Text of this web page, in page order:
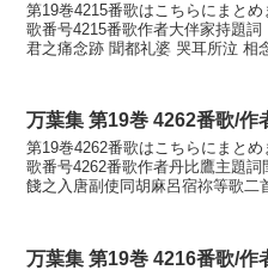
第19巻4215番歌はこちらにまと
歌番号4215番歌作者大伴家持題
君之痛念跡 聞都礼婆 哭耳所泣 相
万葉集 第19巻 4262番歌/作
第19巻4262番歌はこちらにまと
歌番号4262番歌作者丹比鷹主題
餞之入唐副使同胡麻呂宿祢等歌二
万葉集 第19巻 4216番歌/作